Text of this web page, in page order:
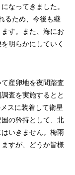
なってきました。
るため、今後も継
す。また、海にお
明らかにしていく
産卵地を夜間踏査
査を実施するとと
スに装着して衛星
の矜持として、北
いきません。梅雨
すが、どうか皆様